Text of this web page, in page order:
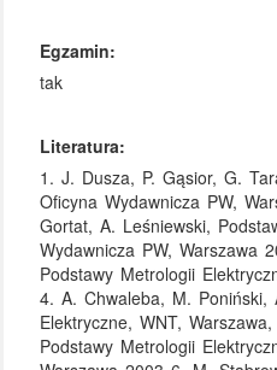
Egzamin:
tak
Literatura:
1. J. Dusza, P. Gąsior, G.
Oficyna Wydawnicza PW,
Gortat, A. Leśniewski,
Wydawnicza PW, Warszawa
Podstawy Metrologii
4. A. Chwaleba, M. Poniński,
Elektryczne, WNT,
Podstawy Metrologii